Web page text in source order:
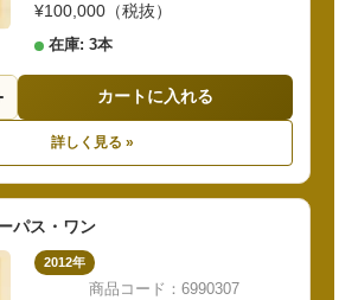
¥100,000（税抜）
在庫: 3本
カートに入れる
詳しく見る »
パス・ワン
2012年
商品コード：6990307